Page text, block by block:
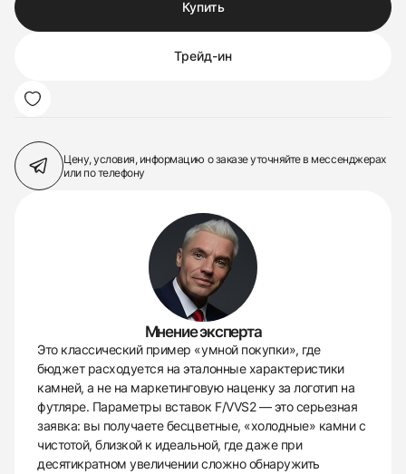
Купить
Трейд-ин
Цену, условия, информацию о заказеуточняйте в мессенджерах
или по телефону
Мнение эксперта
Это классический пример «умной покупки», где
бюджет расходуется на эталонные характеристики
камней, а не на маркетинговую наценку за логотип на
футляре. Параметры вставок F/VVS2 — это серьезная
заявка: вы получаете бесцветные, «холодные» камни с
чистотой, близкой к идеальной, где даже при
десятикратном увеличении сложно обнаружить